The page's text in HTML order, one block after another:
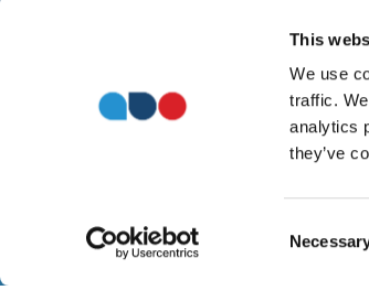
This
We use
traffic.
analytics
they’ve
Selection